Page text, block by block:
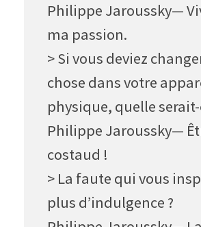
Philippe Jaroussky—
ma passion.
> Si vous deviez
chose dans votre
physique, quelle serait-
Philippe Jaroussky—
costaud !
> La faute qui vous
plus d’indulgence ?